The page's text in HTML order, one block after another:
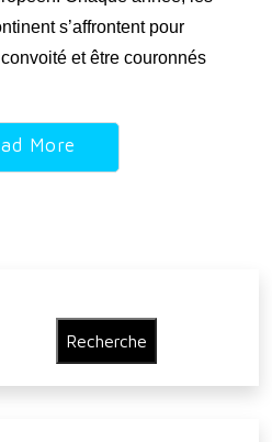
s’affrontent pour
et être couronnés
More
Recherche